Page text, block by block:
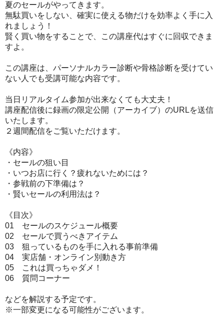
夏のセールがやってきます。
無駄買いをしない、確実に使える物だけを効率よく手に入
れましょう！
賢く買い物をすることで、この講座代はすぐに回収できま
すよ。
この講座は、パーソナルカラー診断や骨格診断を受けてい
ない人でも受講可能な内容です。
当日リアルタイム参加が出来なくても大丈夫！
講座配信後に録画の限定公開（アーカイブ）のURLを送信
いたします。
２週間配信をご覧いただけます。
《内容》
・セールの狙い目
・いつお店に行く？疲れないためには？
・参戦前の下準備は？
・賢いセールの利用法は？
《目次》
01 セールのスケジュール概要
02 セールで買うべきアイテム
03 狙っているものを手に入れる事前準備
04 実店舗・オンライン別動き方
05 これは買っちゃダメ！
06 質問コーナー
などを解説する予定です。
※一部変更になる可能性がございます。